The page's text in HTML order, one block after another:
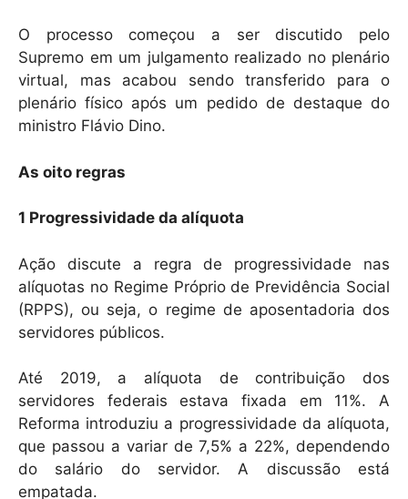
O processo começou a ser discutido pelo
Supremo em um julgamento realizado no plenário
virtual, mas acabou sendo transferido para o
plenário físico após um pedido de destaque do
ministro Flávio Dino.
As oito regras
1 Progressividade da alíquota
Ação discute a regra de progressividade nas
alíquotas no Regime Próprio de Previdência Social
(RPPS), ou seja, o regime de aposentadoria dos
servidores públicos.
Até 2019, a alíquota de contribuição dos
servidores federais estava fixada em 11%. A
Reforma introduziu a progressividade da alíquota,
que passou a variar de 7,5% a 22%, dependendo
do salário do servidor. A discussão está
empatada.